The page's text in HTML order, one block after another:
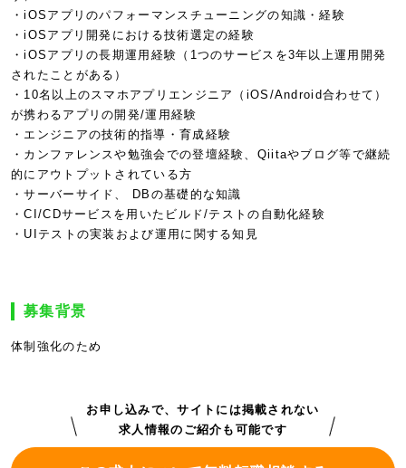
・iOSアプリのパフォーマンスチューニングの知識・経験
・iOSアプリ開発における技術選定の経験
・iOSアプリの長期運用経験（1つのサービスを3年以上運用開発
されたことがある）
・10名以上のスマホアプリエンジニア（iOS/Android合わせて）
が携わるアプリの開発/運用経験
・エンジニアの技術的指導・育成経験
・カンファレンスや勉強会での登壇経験、Qiitaやブログ等で継続
的にアウトプットされている方
・サーバーサイド、 DBの基礎的な知識
・CI/CDサービスを用いたビルド/テストの自動化経験
・UIテストの実装および運用に関する知見
募集背景
体制強化のため
お申し込みで、サイトには掲載されない
求人情報のご紹介も可能です